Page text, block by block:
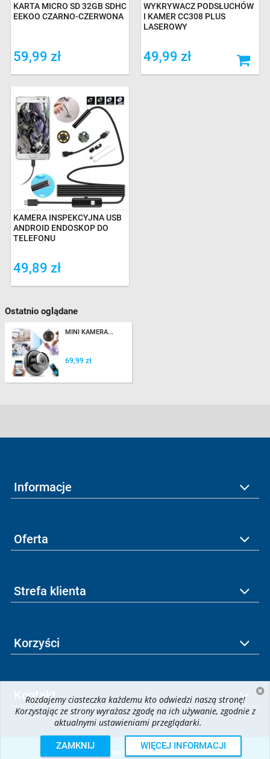
KARTA MICRO SD 32GB SDHC
EEKOO CZARNO-CZERWONA
59,99 zł
WYKRYWACZ PODSŁUCHÓW
I KAMER CC308 PLUS
LASEROWY
49,99 zł
KAMERA INSPEKCYJNA USB
ANDROID ENDOSKOP DO
TELEFONU
49,89 zł
Ostatnio oglądane
MINI KAMERA...
69,99 zł
Informacje
Oferta
Strefa klienta
Korzyści
Kontakt
krzymark.pl | All rights reserved
Rozdajemy ciasteczka każdemu kto odwiedzi naszą stronę!
Korzystając ze strony wyrażasz zgodę na ich używanie, zgodnie z
aktualnymi ustawieniami przeglądarki.
ZAMKNIJ WIĘCEJ INFORMACJI